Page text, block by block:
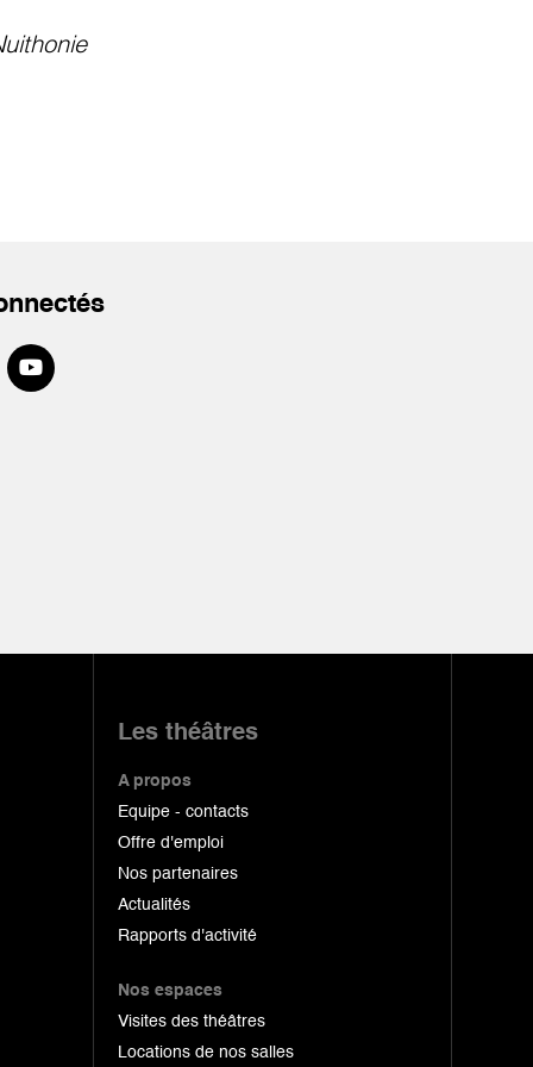
Les théâtres
A propos
Equipe - contacts
Offre d'emploi
Nos partenaires
Actualités
Rapports d'activité
Nos espaces
Visites des théâtres
Locations de nos salles